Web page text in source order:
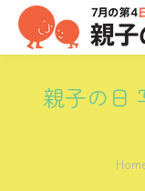
親子の日
You